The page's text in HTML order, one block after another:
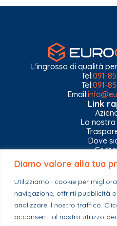
Diamo valore alla tua
Utilizziamo i cookie per
navigazione, offrirti pubblicità
analizzare il nostro traffico.
acconsenti al nostro utilizzo dei
L'ingrosso di qualità
Tel:091-
Tel:091-
Email:
Link
La
Dove
Privacy
Gestisci
Esplora il
Casa
Giardino e